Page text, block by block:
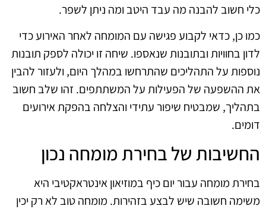
כלי חשוב להבנה מה עבד היטב ומה ניתן לשפר.
כמו כן, כדאי לקבוע פגישה עם המומחה לאחר האירוע כדי
לדון בחוויות ובתובנות שנאספו. שיחה זו יכולה לספק תובנות
נוספות על התהליכים שהתרחשו במהלך היום, ולעזור להבין
את ההשפעה של הפעילות על המשתתפים. זהו שלב חשוב
בתהליך, שמבטיח שיפור עתידי והצלחה בהפקת אירועים
דומים.
החשיבות של בחירת מומחה נכון
בחירת מומחה עבור יום כיף במוזיאון אינטראקטיבי היא
משימה חשובה שיש לבצע בזהירות. מומחה טוב לא רק יכין